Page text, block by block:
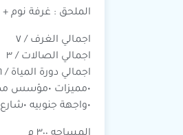
الملحق : غرفة
اجمالي الغرف / ٧
اجمالي الصالات / ٣
اجمالي دورة المياة / ٦
•مميزات •مؤسس
•واجهة جنوبيه •شارع ١٥